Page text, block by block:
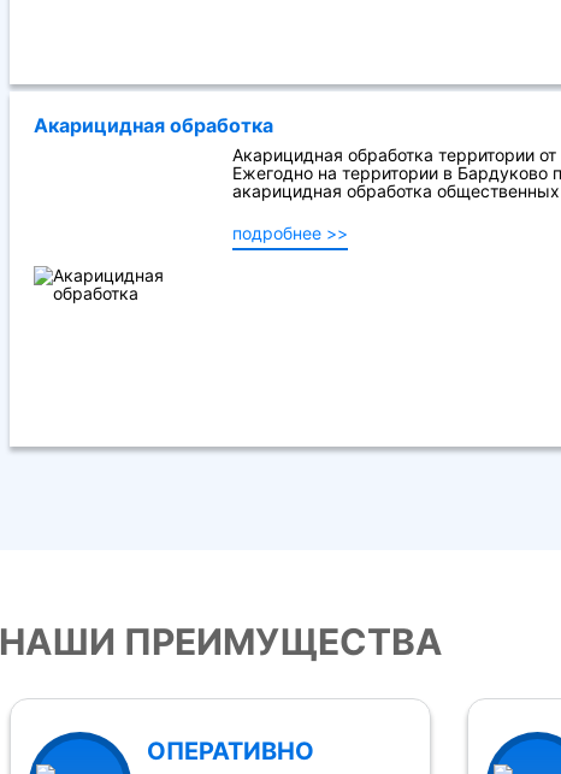
Акарицидная обработка
Акарицидная обработка территории
Ежегодно на территории в Бардуково
акарицидная обработка
подробнее >>
НАШИ ПРЕИМУЩЕСТВА
ОПЕРАТИВНО